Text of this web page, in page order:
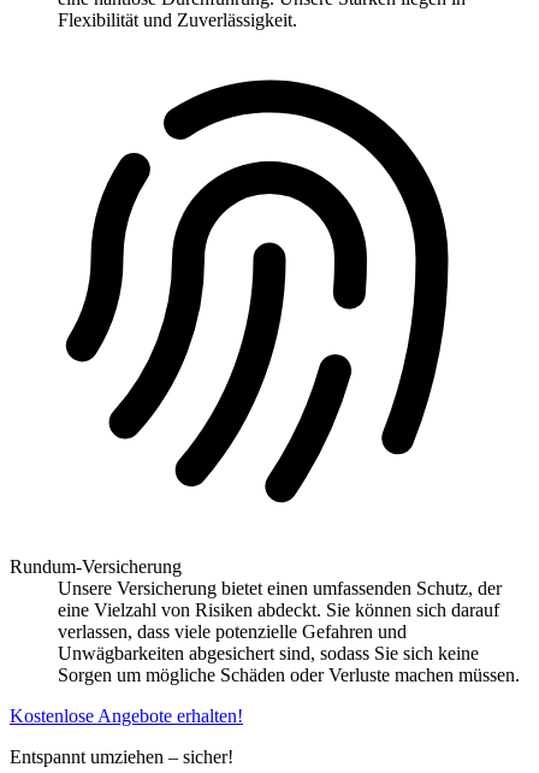
Flexibilität und Zuverlässigkeit.
Rundum-Versicherung
Unsere Versicherung bietet einen umfassenden Schutz, der
eine Vielzahl von Risiken abdeckt. Sie können sich darauf
verlassen, dass viele potenzielle Gefahren und
Unwägbarkeiten abgesichert sind, sodass Sie sich keine
Sorgen um mögliche Schäden oder Verluste machen müssen.
Kostenlose Angebote erhalten!
Entspannt umziehen – sicher!